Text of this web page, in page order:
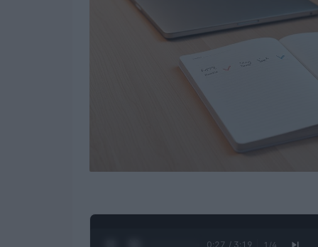
0:28 / 3:19